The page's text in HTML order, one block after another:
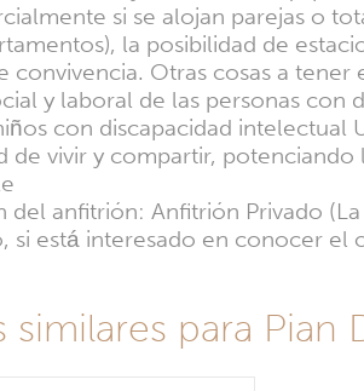
si se alojan parejas o
la posibilidad de
convivencia. Otras cosas a
y laboral de las personas con
con discapacidad intelectual
de vivir y compartir,
del anfitrión: Anfitrión Privado
si está interesado en conocer
similares para Pian